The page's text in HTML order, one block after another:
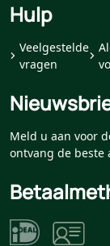
Hulp
Veelgestelde
vragen
Meld u aan voor
ontvang de beste